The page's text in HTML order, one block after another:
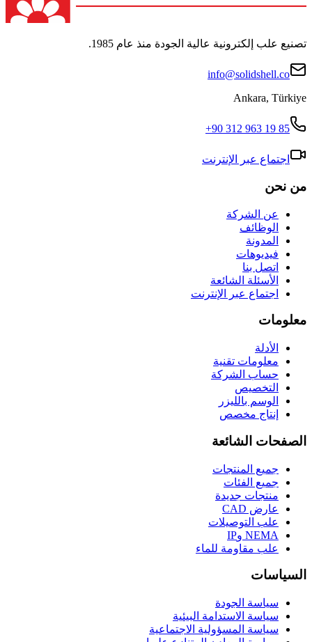
تصنيع علب إلكترونية عالية الجودة منذ عام 1985.
info@solidshell.co
Ankara, Türkiye
+90 312 963 19 85
اجتماع عبر الإنترنت
من نحن
عن الشركة
الوظائف
المدونة
فيديوهات
اتصل بنا
الأسئلة الشائعة
اجتماع عبر الإنترنت
معلومات
الأدلة
معلومات تقنية
حساب الشركة
التخصيص
الوسم بالليزر
إنتاج مخصص
الصفحات الشائعة
جميع المنتجات
جميع الفئات
منتجات جديدة
عارض CAD
علب التوصيلات
NEMA وIP
علب مقاومة للماء
السياسات
سياسة الجودة
سياسة الاستدامة البيئية
سياسة المسؤولية الاجتماعية